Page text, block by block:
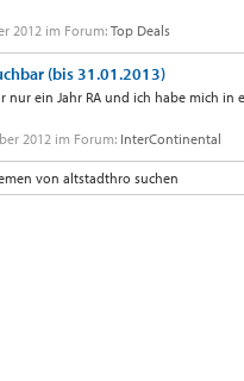
2012 im Forum: Top Deals
(bis 31.01.2013)
nur ein Jahr RA und ich habe mich
2012 im Forum: InterContinental
von altstadthro suchen